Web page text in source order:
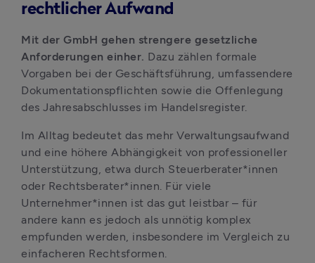
rechtlicher Aufwand
Mit der GmbH gehen strengere gesetzliche
Anforderungen einher. Dazu zählen formale
Vorgaben bei der Geschäftsführung, umfassendere
Dokumentationspflichten sowie die Offenlegung
des Jahresabschlusses im Handelsregister.
Im Alltag bedeutet das mehr Verwaltungsaufwand
und eine höhere Abhängigkeit von professioneller
Unterstützung, etwa durch Steuerberater*innen
oder Rechtsberater*innen. Für viele
Unternehmer*innen ist das gut leistbar – für
andere kann es jedoch als unnötig komplex
empfunden werden, insbesondere im Vergleich zu
einfacheren Rechtsformen.